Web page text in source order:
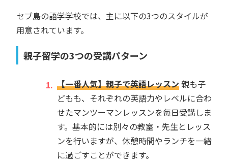
セブ島の語学学校では、主に以下の3つのスタイルが
用意されています。
親子留学の3つの受講パターン
【一番人気】親子で英語レッスン親も子
どもも、それぞれの英語力やレベルに合わ
せたマンツーマンレッスンを毎日受講しま
す。基本的には別々の教室・先生とレッス
ンを行いますが、休憩時間やランチを一緒
に過ごすことができます。